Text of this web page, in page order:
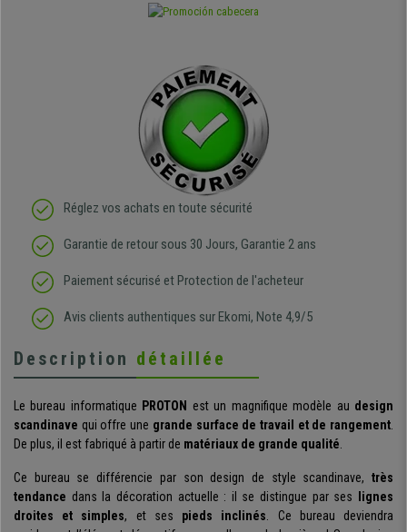
Réglez vos achats en toute sécurité
Garantie de retour sous 30 Jours, Garantie 2 ans
Paiement sécurisé et Protection de l'acheteur
Avis clients authentiques sur Ekomi, Note 4,9/5
Description détaillée
Le bureau informatique PROTON est un magnifique modèle au design
scandinave qui offre une grande surface de travail et de rangement.
De plus, il est fabriqué à partir de matériaux de grande qualité.
Ce bureau se différencie par son design de style scandinave, très
tendance dans la décoration actuelle : il se distingue par ses
lignes
droites et simples, et ses pieds inclinés. Ce bureau deviendra